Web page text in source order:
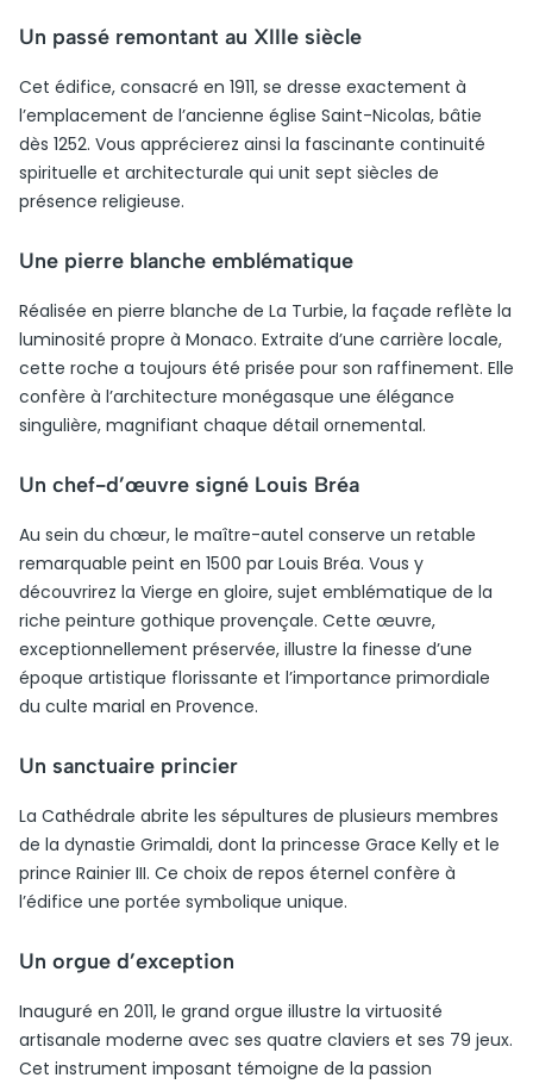
Un passé remontant au XIIIe siècle
Cet édifice, consacré en 1911, se dresse exactement à
l’emplacement de l’ancienne église Saint-Nicolas, bâtie
dès 1252. Vous apprécierez ainsi la fascinante continuité
spirituelle et architecturale qui unit sept siècles de
présence religieuse.
Une pierre blanche emblématique
Réalisée en pierre blanche de La Turbie, la façade reflète la
luminosité propre à Monaco. Extraite d’une carrière locale,
cette roche a toujours été prisée pour son raffinement. Elle
confère à l’architecture monégasque une élégance
singulière, magnifiant chaque détail ornemental.
Un chef-d’œuvre signé Louis Bréa
Au sein du chœur, le maître-autel conserve un retable
remarquable peint en 1500 par Louis Bréa. Vous y
découvrirez la Vierge en gloire, sujet emblématique de la
riche peinture gothique provençale. Cette œuvre,
exceptionnellement préservée, illustre la finesse d’une
époque artistique florissante et l’importance primordiale
du culte marial en Provence.
Un sanctuaire princier
La Cathédrale abrite les sépultures de plusieurs membres
de la dynastie Grimaldi, dont la princesse Grace Kelly et le
prince Rainier III. Ce choix de repos éternel confère à
l’édifice une portée symbolique unique.
Un orgue d’exception
Inauguré en 2011, le grand orgue illustre la virtuosité
artisanale moderne avec ses quatre claviers et ses 79 jeux.
Cet instrument imposant témoigne de la passion